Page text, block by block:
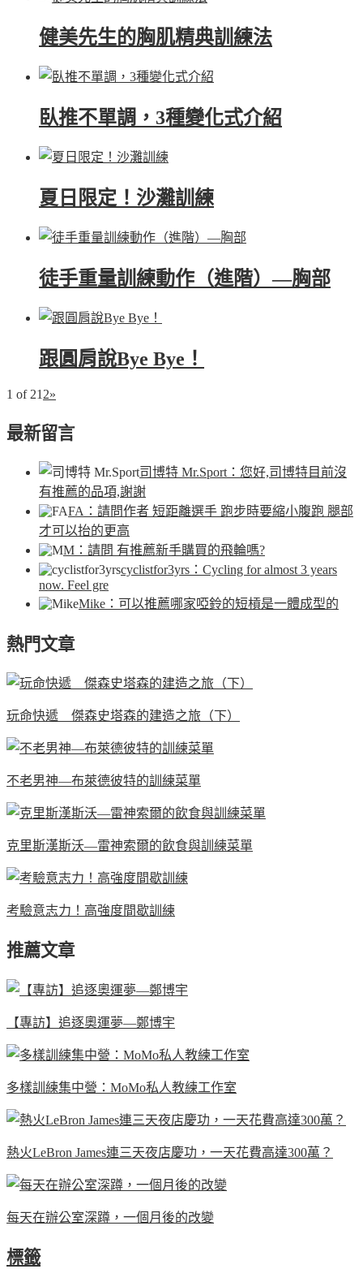
健美先生的胸肌精典訓練法
臥推不單調，3種變化式介紹
夏日限定！沙灘訓練
徒手重量訓練動作（進階）—胸部
跟圓肩說Bye Bye！
1 of 21 2»
最新留言
司博特 Mr.Sport ：您好,司博特目前沒
有推薦的品項,謝謝
FA ：請問作者 短距離選手 跑步時要縮小腹跑 腿部
才可以抬的更高
M ：請問 有推薦新手購買的飛輪嗎?
cyclistfor3yrs ：Cycling for almost 3 years
now. Feel gre
Mike ：可以推薦哪家啞鈴的短槓是一體成型的
熱門文章
玩命快遞 傑森史塔森的建造之旅（下）
不老男神—布萊德彼特的訓練菜單
克里斯漢斯沃—雷神索爾的飲食與訓練菜單
考驗意志力！高強度間歇訓練
推薦文章
【專訪】追逐奧運夢—鄭博宇
多樣訓練集中營：MoMo私人教練工作室
熱火LeBron James連三天夜店慶功，一天花費高達300萬？
每天在辦公室深蹲，一個月後的改變
標籤